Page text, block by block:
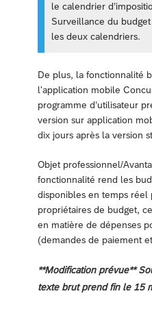
le calendrier
Surveillance du
les deux calendriers.
De plus, la fonctionnalité
l'application mobile
programme d’utilisateur
version sur application
dix jours après la version
Objet professionnel/
fonctionnalité rend les
disponibles en temps réel
propriétaires de budget,
en matière de dépenses
(demandes de paiement
**Modification prévue**
texte brut prend fin le 15